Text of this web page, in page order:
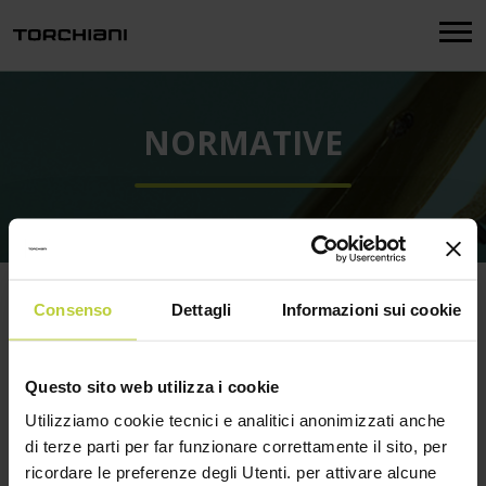
Consenso Dettagli Informazioni sui cookie
Questo sito web utilizza i cookie
Utilizziamo cookie tecnici e analitici anonimizzati anche
di terze parti per far funzionare correttamente il sito, per
ricordare le preferenze degli Utenti. per attivare alcune
NORMATIVE
Normative del settore chimico
AssICC aderenti al Programma responsabile Care
AssICC
Alimentare
Ambiente Integrato